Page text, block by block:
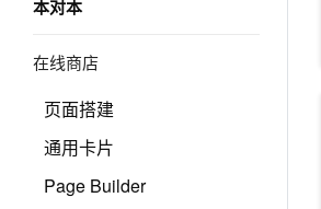
本对本
在线商店
页面搭建
通用卡片
Page Builder